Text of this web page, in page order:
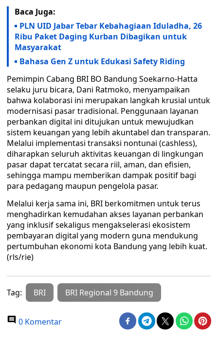
Baca Juga:
PLN UID Jabar Tebar Kebahagiaan Iduladha, 26
Ribu Paket Daging Kurban Dibagikan untuk
Masyarakat
Bahasa Gen Z untuk Edukasi Safety Riding
Pemimpin Cabang BRI BO Bandung Soekarno-Hatta
selaku juru bicara, Dani Ratmoko, menyampaikan
bahwa kolaborasi ini merupakan langkah krusial untuk
modernisasi pasar tradisional. Penggunaan layanan
perbankan digital ini ditujukan untuk mewujudkan
sistem keuangan yang lebih akuntabel dan transparan.
Melalui implementasi transaksi nontunai (cashless),
diharapkan seluruh aktivitas keuangan di lingkungan
pasar dapat tercatat secara riil, aman, dan efisien,
sehingga mampu memberikan dampak positif bagi
para pedagang maupun pengelola pasar.
​Melalui kerja sama ini, BRI berkomitmen untuk terus
menghadirkan kemudahan akses layanan perbankan
yang inklusif sekaligus mengakselerasi ekosistem
pembayaran digital yang modern guna mendukung
pertumbuhan ekonomi kota Bandung yang lebih kuat.
(rls/rie)
Tag: BRI BRI Regional 9 Bandung
0 Komentar